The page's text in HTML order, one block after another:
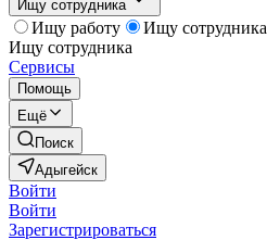
Ищу сотрудника
Ищу работу
Ищу сотрудника
Ищу сотрудника
Сервисы
Помощь
Ещё
Поиск
Адыгейск
Войти
Войти
Зарегистрироваться